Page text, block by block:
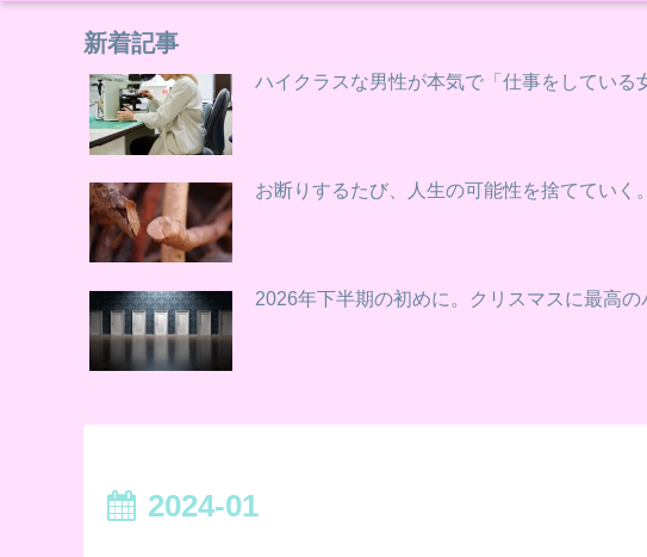
新着記事
ハイクラスな男性が本気で「仕事をしてい
お断りするたび、人生の可能性を捨ててい
2026年下半期の初めに。クリスマスに最高
2024-01